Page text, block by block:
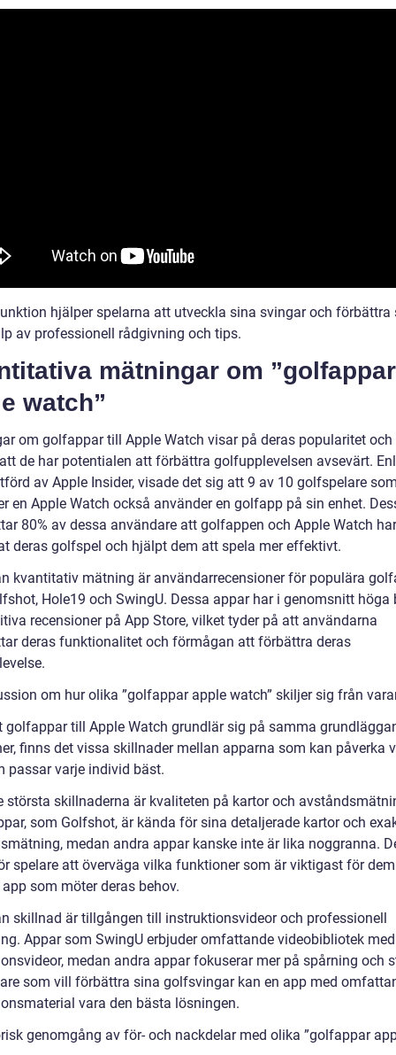
hjälper spelarna att utveckla sina svingar och förbättra
av professionell rådgivning och tips.
mätningar om ”golfappar
watch”
om golfappar till Apple Watch visar på deras popularitet och
de har potentialen att förbättra golfupplevelsen avsevärt.
av Apple Insider, visade det sig att 9 av 10 golfspelare
en Apple Watch också använder en golfapp på sin enhet.
80% av dessa användare att golfappen och Apple Watch har
deras golfspel och hjälpt dem att spela mer effektivt.
kvantitativ mätning är användarrecensioner för populära
Hole19 och SwingU. Dessa appar har i genomsnitt höga
recensioner på App Store, vilket tyder på att användarna
deras funktionalitet och förmågan att förbättra deras
om hur olika ”golfappar apple watch” skiljer sig från
golfappar till Apple Watch grundlär sig på samma
finns det vissa skillnader mellan apparna som kan påverka
passar varje individ bäst.
största skillnaderna är kvaliteten på kartor och
som Golfshot, är kända för sina detaljerade kartor och
medan andra appar kanske inte är lika noggranna.
spelare att överväga vilka funktioner som är viktigast för
som möter deras behov.
skillnad är tillgången till instruktionsvideor och professionell
Appar som SwingU erbjuder omfattande videobibliotek med
medan andra appar fokuserar mer på spårning och
som vill förbättra sina golfsvingar kan en app med
vara den bästa lösningen.
genomgång av för- och nackdelar med olika ”golfappar